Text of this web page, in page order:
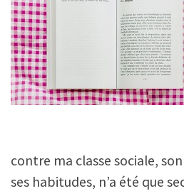
contre ma classe sociale,
ses habitudes, n’a été que